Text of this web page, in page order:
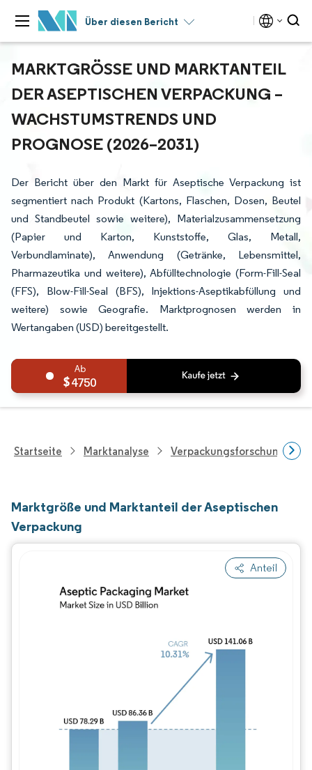
Über diesen Bericht
MARKTGRÖSSE UND MARKTANTEIL D
ER ASEPTISCHEN VERPACKUNG – W
ACHSTUMSTRENDS UND P
ROGNOSE (2026–2031)
Der Bericht über den Markt für Aseptische Verpackung ist
segmentiert nach Produkt (Kartons, Flaschen, Dosen, Beutel
und Standbeutel sowie weitere), Materialzusammensetzung
(Papier und Karton, Kunststoffe, Glas, Metall,
Verbundlaminate), Anwendung (Getränke, Lebensmittel,
Pharmazeutika und weitere), Abfülltechnologie (Form-Fill-Seal
(FFS), Blow-Fill-Seal (BFS), Injektions-Aseptikabfüllung und
weitere) sowie Geografie. Marktprognosen werden in
Wertangaben (USD) bereitgestellt.
4750
Startseite Marktanalyse Verpackungsforschung
Marktgröße und Marktanteil der Aseptischen
Verpackung
Anteil